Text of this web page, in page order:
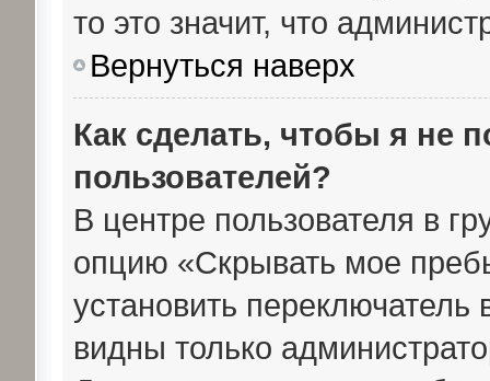
то это значит, что
Вернуться наверх
Как сделать, чтобы я не
пользователей?
В центре пользователя в
опцию «Скрывать мое
установить
видны только